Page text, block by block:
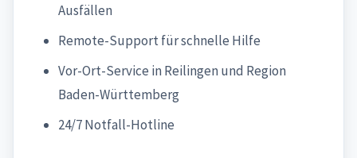
Ausfällen
Remote-Support für schnelle Hilfe
Vor-Ort-Service in Reilingen und Region
Baden-Württemberg
24/7 Notfall-Hotline